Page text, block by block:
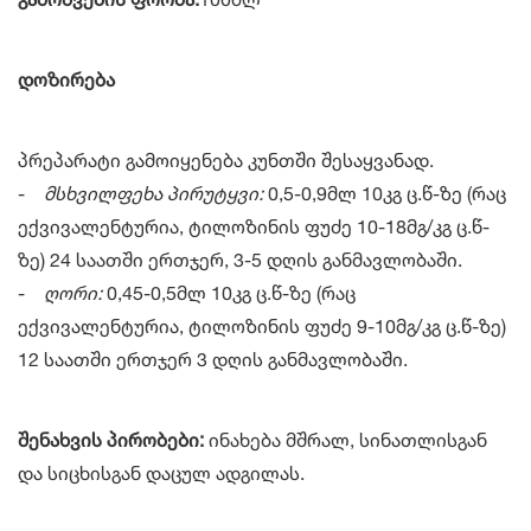
დოზირება
პრეპარატი გამოიყენება კუნთში შესაყვანად.
- მსხვილფეხა პირუტყვი:0,5-0,9მლ 10კგ ც.წ-ზე (რაც
ექვივალენტურია, ტილოზინის ფუძე 10-18მგ/კგ ც.წ-
ზე) 24 საათში ერთჯერ, 3-5 დღის განმავლობაში.
-
ღორი:0,45-0,5მლ 10კგ ც.წ-ზე (რაც
ექვივალენტურია, ტილოზინის ფუძე 9-10მგ/კგ ც.წ-ზე)
12 საათში ერთჯერ 3 დღის განმავლობაში.
შენახვის პირობები: ინახება მშრალ, სინათლისგან
და სიცხისგან დაცულ ადგილას.